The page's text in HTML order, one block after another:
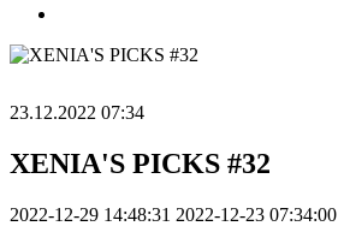
23.12.2022 07:34
XENIA'S PICKS #32
2022-12-29 14:48:31 2022-12-23 07:34:00